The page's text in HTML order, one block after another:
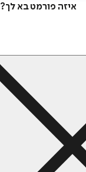
איזה פורמט בא לך?